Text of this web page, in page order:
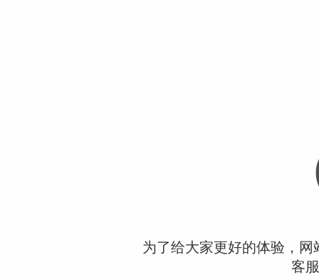
为了给大家更好的体验，
客